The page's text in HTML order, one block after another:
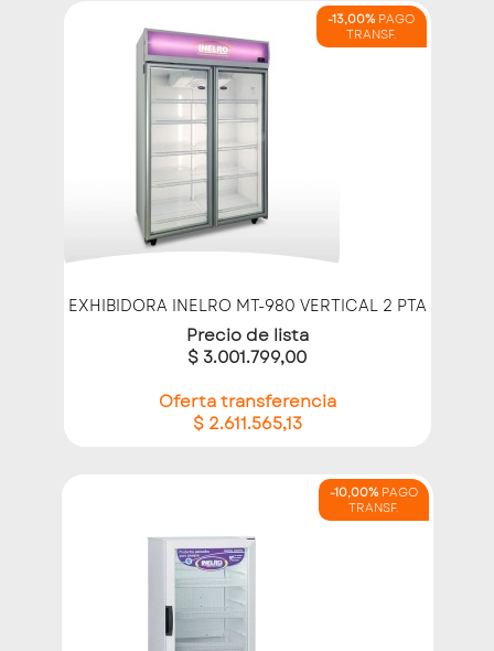
-13,00% PAGO
TRANSF.
EXHIBIDORA INELRO MT-980 VERTICAL 2 PTA
Precio de lista
$ 3.001.799,00
Oferta transferencia
$ 2.611.565,13
-10,00%PAGO
TRANSF.